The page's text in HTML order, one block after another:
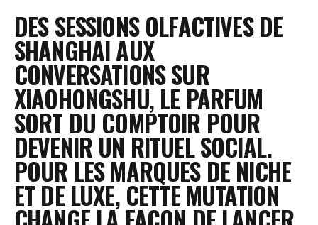
DES SESSIONS OLFACTIVES DE
SHANGHAI AUX
CONVERSATIONS SUR
XIAOHONGSHU, LE PARFUM
SORT DU COMPTOIR POUR
DEVENIR UN RITUEL SOCIAL.
POUR LES MARQUES DE NICHE
ET DE LUXE, CETTE MUTATION